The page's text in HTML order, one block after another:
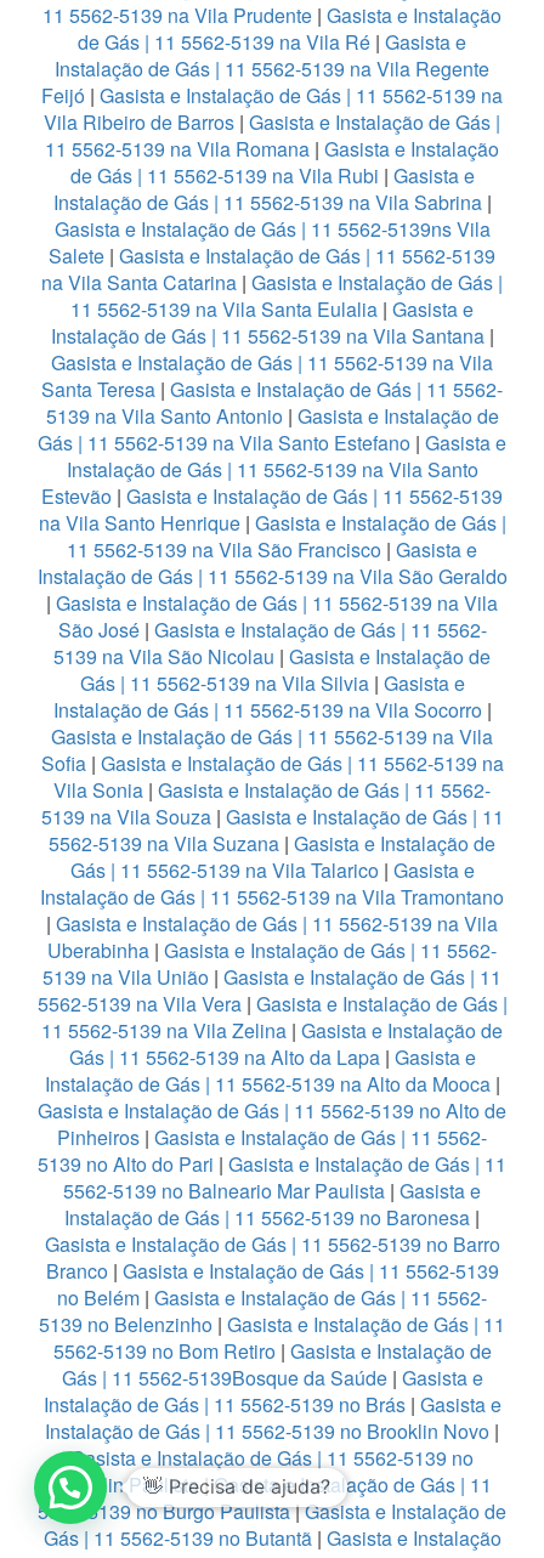
11 5562-5139 na Vila Prudente | Gasista e Instalação
de Gás | 11 5562-5139 na Vila Ré | Gasista e
Instalação de Gás | 11 5562-5139 na Vila Regente
Feijó | Gasista e Instalação de Gás | 11 5562-5139 na
Vila Ribeiro de Barros | Gasista e Instalação de Gás |
11 5562-5139 na Vila Romana | Gasista e Instalação
de Gás | 11 5562-5139 na Vila Rubi | Gasista e
Instalação de Gás | 11 5562-5139 na Vila Sabrina|
Gasista e Instalação de Gás | 11 5562-5139ns Vila
Salete | Gasista e Instalação de Gás | 11 5562-5139
na Vila Santa Catarina | Gasista e Instalação de Gás |
11 5562-5139 na Vila Santa Eulalia | Gasista e
Instalação de Gás | 11 5562-5139 na Vila Santana|
Gasista e Instalação de Gás | 11 5562-5139 na Vila
Santa Teresa | Gasista e Instalação de Gás | 11 5562-
5139 na Vila Santo Antonio| Gasista e Instalação de
Gás | 11 5562-5139 na Vila Santo Estefano | Gasista e
Instalação de Gás | 11 5562-5139 na Vila Santo
Estevão | Gasista e Instalação de Gás | 11 5562-5139
na Vila Santo Henrique| Gasista e Instalação de Gás |
11 5562-5139 na Vila São Francisco | Gasista e
Instalação de Gás | 11 5562-5139 na Vila São Geraldo
| Gasista e Instalação de Gás | 11 5562-5139 na Vila
São José| Gasista e Instalação de Gás | 11 5562-
5139 na Vila São Nicolau | Gasista e Instalação de
Gás | 11 5562-5139 na Vila Silvia| Gasista e
Instalação de Gás | 11 5562-5139 na Vila Socorro|
Gasista e Instalação de Gás | 11 5562-5139 na Vila
Sofia| Gasista e Instalação de Gás | 11 5562-5139 na
Vila Sonia | Gasista e Instalação de Gás | 11 5562-
5139 na Vila Souza| Gasista e Instalação de Gás | 11
5562-5139 na Vila Suzana | Gasista e Instalação de
Gás | 11 5562-5139 na Vila Talarico| Gasista e
Instalação de Gás | 11 5562-5139 na Vila Tramontano
| Gasista e Instalação de Gás | 11 5562-5139 na Vila
Uberabinha | Gasista e Instalação de Gás | 11 5562-
5139 na Vila União | Gasista e Instalação de Gás | 11
5562-5139 na Vila Vera| Gasista e Instalação de Gás |
11 5562-5139 na Vila Zelina | Gasista e Instalação de
Gás | 11 5562-5139 na Alto da Lapa| Gasista e
Instalação de Gás | 11 5562-5139 na Alto da Mooca|
Gasista e Instalação de Gás | 11 5562-5139 no Alto de
Pinheiros | Gasista e Instalação de Gás | 11 5562-
5139 no Alto do Pari | Gasista e Instalação de Gás | 11
5562-5139 no Balneario Mar Paulista | Gasista e
Instalação de Gás | 11 5562-5139 no Baronesa |
Gasista e Instalação de Gás | 11 5562-5139 no Barro
Branco| Gasista e Instalação de Gás | 11 5562-5139
no Belém | Gasista e Instalação de Gás | 11 5562-
5139 no Belenzinho | Gasista e Instalação de Gás | 11
5562-5139 no Bom Retiro| Gasista e Instalação de
Gás | 11 5562-5139Bosque da Saúde| Gasista e
Instalação de Gás | 11 5562-5139 no Brás| Gasista e
Instalação de Gás | 11 5562-5139 no Brooklin Novo |
Gasista e Instalação de Gás | 11 5562-5139 no
Brooklin Paulista|Gasista e Instalação de Gás | 11
5562-5139 no Burgo Paulista|Gasista e Instalação de
Gás | 11 5562-5139 no Butantã| Gasista e Instalação
1